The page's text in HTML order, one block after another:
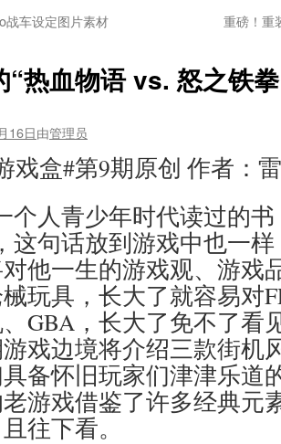
战车设定图片素材 重磅！重
“热血物语 vs. 怒之铁
16日由管理员
戏盒#第9期原创 作者：
个人青少年时代读过的
这句话放到游戏中也一
他一生的游戏观、游戏
玩具，长大了就容易对
GBA，长大了免不了看
戏边境将介绍三款街机
备怀旧玩家们津津乐道
游戏借鉴了许多经典元
往下看。